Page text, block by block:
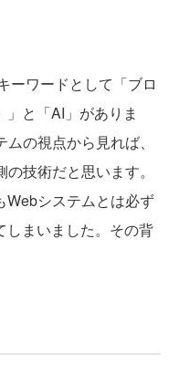
ーワードとして「ブロ
と「AI」がありま
の視点から見れば、
技術だと思います。
Webシステムとは必ず
しまいました。その背